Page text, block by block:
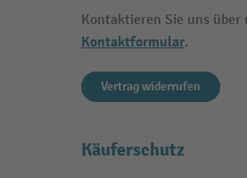
Kontaktieren Sie uns über
Kontaktformular.
Vertrag widerrufen
Käuferschutz